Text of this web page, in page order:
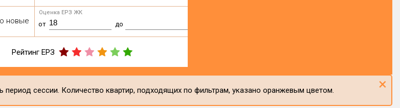
новые
Оценка ЕРЗ ЖК
от до
Рейтинг ЕРЗ
сессии. Количество квартир, подходящих по фильтрам, указано оранжевым цветом. ×